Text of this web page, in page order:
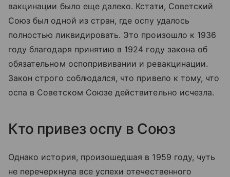
вакцинации было еще далеко. Кстати, Советский
Союз был одной из стран, где оспу удалось
полностью ликвидировать. Это произошло к 1936
году благодаря принятию в 1924 году закона об
обязательном оспопрививании и ревакцинации.
Закон строго соблюдался, что привело к тому, что
оспа в Советском Союзе действительно исчезла.
Кто привез оспу в Союз
Однако история, произошедшая в 1959 году, чуть
не перечеркнула все успехи отечественного